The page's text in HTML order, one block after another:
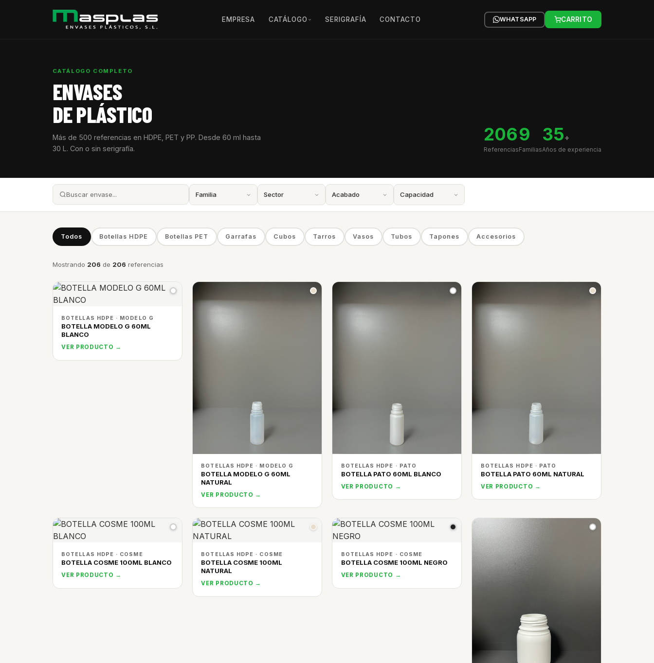
EMPRESA CATÁLOGO SERIGRAFÍA CONTACTO WHATSAPP CARRITO
CATÁLOGO COMPLETO
ENVASES
DE PLÁSTICO
Más de 500 referencias en HDPE, PET y PP. Desde 60 ml hasta
30 L. Con o sin serigrafía.
206
Referencias
9
Familias
35+
Años de experiencia
Todos Botellas HDPE Botellas PET Garrafas Cubos Tarros Vasos Tubos Tapones Accesorios
Mostrando 206 de 206 referencias
BOTELLAS HDPE · MODELO G
BOTELLA MODELO G 60ML
BLANCO
VER PRODUCTO →
BOTELLAS HDPE · MODELO G
BOTELLA MODELO G 60ML
NATURAL
VER PRODUCTO →
BOTELLAS HDPE · PATO
BOTELLA PATO 60ML BLANCO
VER PRODUCTO →
BOTELLAS HDPE · PATO
BOTELLA PATO 60ML NATURAL
VER PRODUCTO →
BOTELLAS HDPE · COSME
BOTELLA COSME 100ML BLANCO
VER PRODUCTO →
BOTELLAS HDPE · COSME
BOTELLA COSME 100ML
NATURAL
VER PRODUCTO →
BOTELLAS HDPE · COSME
BOTELLA COSME 100ML NEGRO
VER PRODUCTO →